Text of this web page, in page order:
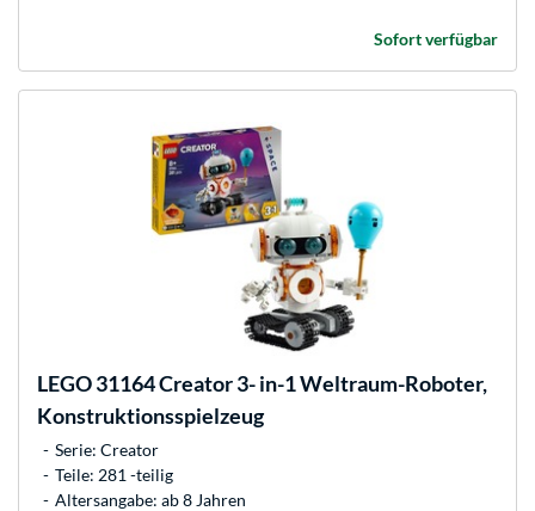
Sofort verfügbar
LEGO31164 Creator 3- in-1 Weltraum-Roboter,
Konstruktionsspielzeug
Serie: Creator
Teile: 281 -teilig
Altersangabe: ab 8 Jahren